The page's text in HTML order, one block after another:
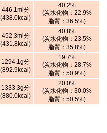
446.1ml分
(438.0kcal)
40.2%
(炭水化物：22.9%
脂質：36.5%)
452.3ml分
(431.8kcal)
40.8%
(炭水化物：23.5%
脂質：35.8%)
1294.1g分
(892.9kcal)
19.7%
(炭水化物：28.7%
脂質：50.9%)
1333.3g分
(880.0kcal)
20.0%
(炭水化物：30.0%
脂質：50.5%)